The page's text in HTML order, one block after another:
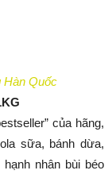
Hàn Quốc
của hãng,
sữa, bánh dừa,
nhân bùi béo